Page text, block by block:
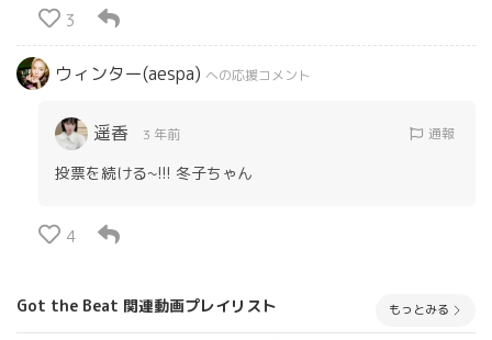
3
ウィンター(aespa) への応援コメント
遥香 3 年前 通報
投票を続ける~!!! 冬子ちゃん
4
Got the Beat 関連動画プレイリスト もっとみる